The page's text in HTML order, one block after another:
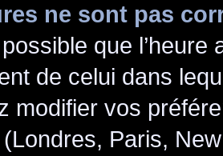
ne sont pas
que
de celui dans
modifier vos
Paris,